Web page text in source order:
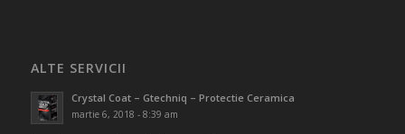
ALTE SERVICII
Crystal Coat – Gtechniq – Protectie Ceramica
martie 6, 2018 - 8:39 am